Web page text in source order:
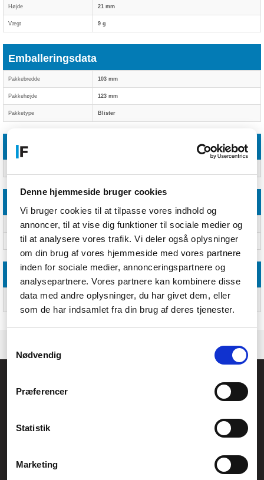
Denne hjemmeside bruger cookies
Vi bruger cookies til at tilpasse vores indhold og
annoncer, til at vise dig funktioner til sociale medier og
til at analysere vores trafik. Vi deler også oplysninger
om din brug af vores hjemmeside med vores partnere
inden for sociale medier, annonceringspartnere og
analysepartnere. Vores partnere kan kombinere disse
data med andre oplysninger, du har givet dem, eller
som de har indsamlet fra din brug af deres tjenester.
Nødvendig
Præferencer
Statistik
Marketing
Højde 21 mm
Vægt 9 g
Emballeringsdata
Pakkebredde 103 mm
Pakkehøjde 123 mm
Pakketype Blister
Emballage indhold
Driftstemperatur (T-T) 0 - 70 °C
Opbevaringstemperatur (T-T) -25 - 85 °C
Logistik data
Produkter pr. hovedkasse
20 stk
CVR.: 26208637
Generelle henvendelser:
Service- og reklamationsafdelingen: